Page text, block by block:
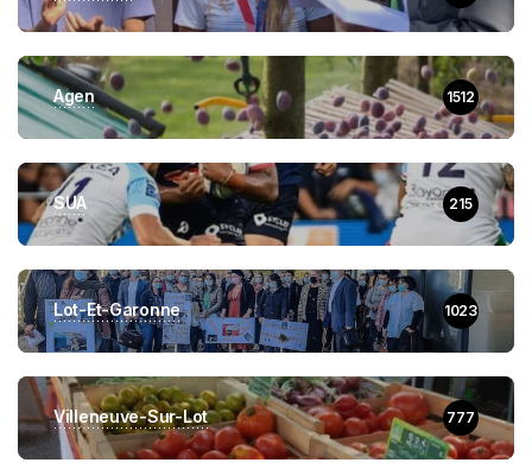
Agen 1512
SUA 215
Lot-Et-Garonne 1023
Villeneuve-Sur-Lot 777